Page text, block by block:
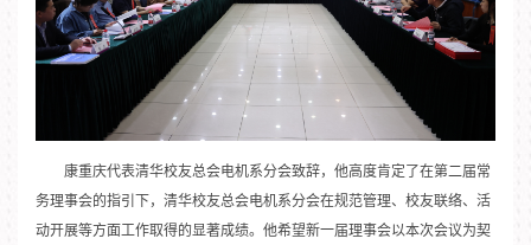
康重庆代表清华校友总会电机系分会致辞，他高度肯定了在第二届常
务理事会的指引下，清华校友总会电机系分会在规范管理、校友联络、活
动开展等方面工作取得的显著成绩。他希望新一届理事会以本次会议为契